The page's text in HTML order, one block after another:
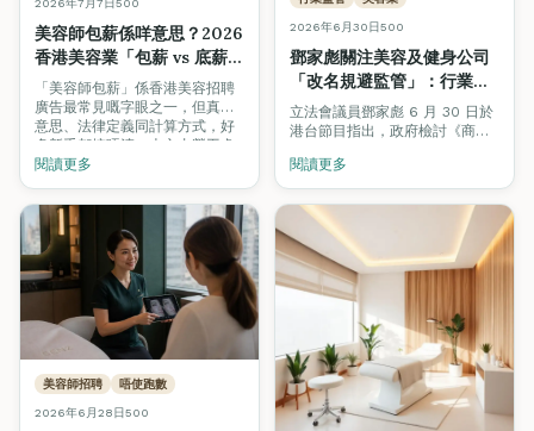
美容師包薪係咩意思？2026
香港美容業「包薪 vs 底薪
+佣金」全面拆解
「美容師包薪」係香港美容招聘
廣告最常見嘅字眼之一，但真正
意思、法律定義同計算方式，好
多新手都搞唔清。本文由勞工處
《僱傭條例》第 57 章、業界薪
Workstem 等多個來源，逐一拆
解包薪、底薪加佣金、純佣三種
制度嘅分別，教你點樣睇
offer、點樣揀入行方向。
閱讀更多
2026年6月30日500
鄧家彪關注美容及健身公司
「改名規避監管」：行業定
義要小心，專業培訓與認證
才是消費者真正保障
立法會議員鄧家彪 6 月 30 日於
港台節目指出，政府檢討《商品
的修例工作來得及時，但提醒當
局要小心處理「行業定義」，否
則公司只需改名就可規避監管。
本文拆解事件，並分析為何專業
培訓（VTCT／ITEC／TQUK）與
Beauty Stars 認證沙龍，才是
消費者長遠的真正保障。
閱讀更多
美容師招聘 唔使跑數
2026年6月28日500